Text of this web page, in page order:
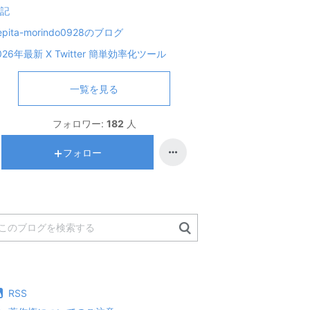
morindo0928のブログ
年最新 X Twitter 簡単効率化ツール
一覧を見る
フォロワー: 182 人
フォロー
RSS